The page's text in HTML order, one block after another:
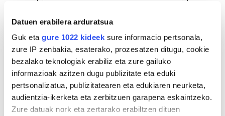
Datuen erabilera arduratsua
Guk eta gure 1022 kideek sure informacio pertsonala,
zure IP zenbakia, esaterako, prozesatzen ditugu, cookie
bezalako teknologiak erabiliz eta zure gailuko
informazioak azitzen dugu publizitate eta eduki
pertsonalizatua, publizitatearen eta edukiaren neurketa,
audientzia-ikerketa eta zerbitzuen garapena eskaintzeko.
Zure datuak nork eta zertarako erabiltzen dituen